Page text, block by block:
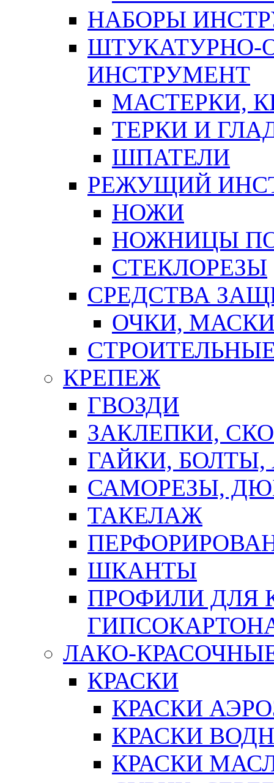
НАБОРЫ
ШТУКАТУРНО-
ИНСТРУМЕНТ
МАСТЕРКИ,
ТЕРКИ И
ШПАТЕЛИ
РЕЖУЩИЙ
НОЖИ
НОЖНИЦЫ
СТЕКЛОРЕЗЫ
СРЕДСТВА
ОЧКИ,
КРЕПЕЖ
ГВОЗДИ
ЗАКЛЕПКИ,
ГАЙКИ,
САМОРЕЗЫ,
ТАКЕЛАЖ
ШКАНТЫ
ПРОФИЛИ ДЛЯ
ЛАКО-
КРАСКИ
КРАСКИ
КРАСКИ
КРАСКИ